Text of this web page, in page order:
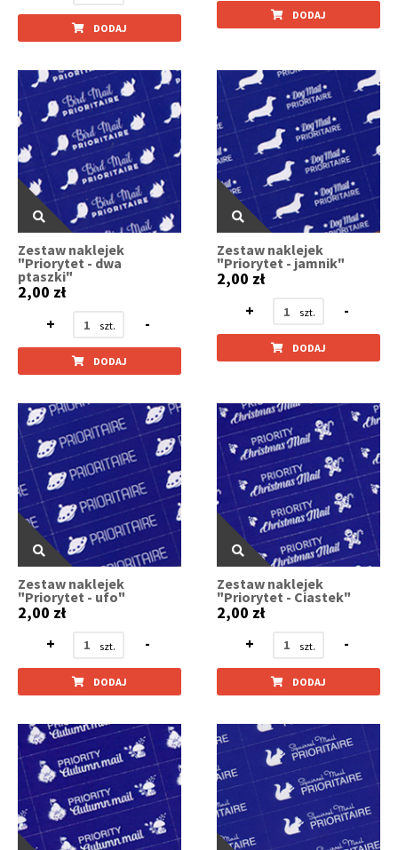
DODAJ
DODAJ
Zestaw naklejek
"Priorytet - dwa
ptaszki"
2,00 zł
+
-
DODAJ
Zestaw naklejek
"Priorytet - jamnik"
2,00 zł
+
-
DODAJ
Zestaw naklejek
"Priorytet - ufo"
2,00 zł
+
-
DODAJ
Zestaw naklejek
"Priorytet - Ciastek"
2,00 zł
+
-
DODAJ